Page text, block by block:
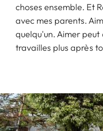
choses ensemble. Et
avec mes parents.
quelqu'un. Aimer peut
travailles plus après